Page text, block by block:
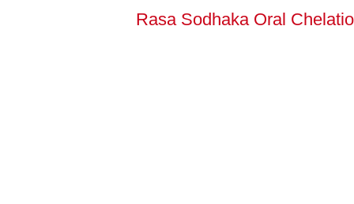
Rasa Sodhaka Oral